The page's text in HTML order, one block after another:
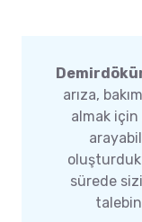
arıza,
almak için
sürede